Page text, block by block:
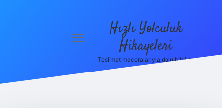
menüyü
Hızlı Yolculuk
Hikayeleri
Teslimat maceralarıyla dolu bilgiler!